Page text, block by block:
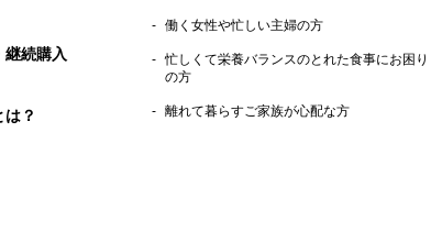
継続購入
？
働く女性や忙しい主婦の方
忙しくて栄養バランスのとれた食事にお困り
の方
離れて暮らすご家族が心配な方